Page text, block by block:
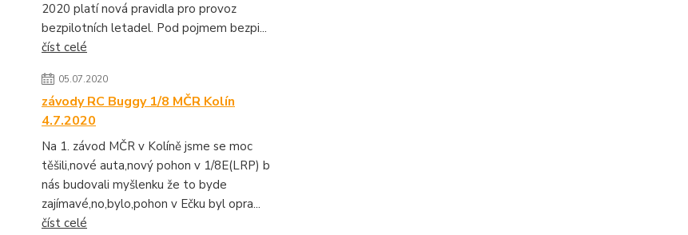
2020 platí nová pravidla pro provoz
bezpilotních letadel. Pod pojmem bezpi...
číst celé
05.07.2020
závody RC Buggy 1/8 MČR Kolín
4.7.2020
Na 1. závod MČR v Kolíně jsme se moc
těšili,nové auta,nový pohon v 1/8E(LRP) b
nás budovali myšlenku že to byde
zajímavé,no,bylo,pohon v Ečku byl opra...
číst celé